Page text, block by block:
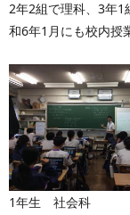
2年2組で理科、3年1
和6年1月にも校内授
1年生 社会科